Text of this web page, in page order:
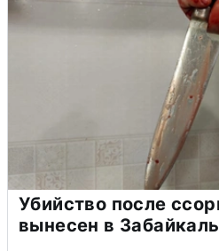
Убийство после
вынесен в